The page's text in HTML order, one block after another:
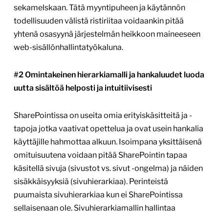
sekamelskaan. Tätä myyntipuheen ja käytännön
todellisuuden välistä ristiriitaa voidaankin pitää
yhtenä osasyynä järjestelmän heikkoon maineeseen
web-sisällönhallintatyökaluna.
#2 Omintakeinen hierarkiamalli ja hankaluudet luoda
uutta sisältöä helposti ja intuitiivisesti
SharePointissa on useita omia erityiskäsitteitä ja -
tapoja jotka vaativat opettelua ja ovat usein hankalia
käyttäjille hahmottaa alkuun. Isoimpana yksittäisenä
omituisuutena voidaan pitää SharePointin tapaa
käsitellä sivuja (sivustot vs. sivut -ongelma) ja näiden
sisäkkäisyyksiä (sivuhierarkiaa). Perinteistä
puumaista sivuhierarkiaa kun ei SharePointissa
sellaisenaan ole. Sivuhierarkiamallin hallintaa